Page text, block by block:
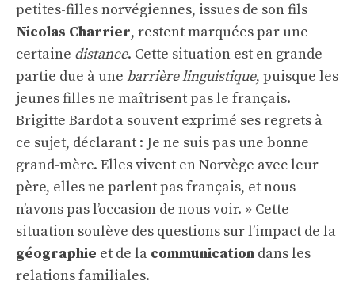
petites-filles norvégiennes, issues de son fils
Nicolas Charrier, restent marquées par une
certaine distance. Cette situation est en grande
partie due à une barrière linguistique, puisque les
jeunes filles ne maîtrisent pas le français.
Brigitte Bardot a souvent exprimé ses regrets à
ce sujet, déclarant : Je ne suis pas une bonne
grand-mère. Elles vivent en Norvège avec leur
père, elles ne parlent pas français, et nous
n’avons pas l’occasion de nous voir. » Cette
situation soulève des questions sur l’impact de la
géographie et de la communication dans les
relations familiales.